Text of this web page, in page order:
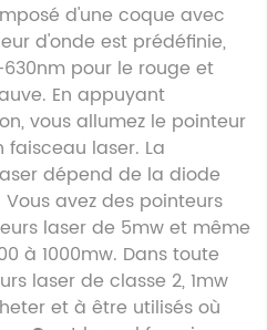
d'une coque avec
d'onde est prédéfinie,
pour le rouge et
En appuyant
vous allumez le pointeur
faisceau laser. La
dépend de la diode
avez des pointeurs
laser de 5mw et même
à 1000mw. Dans toute
laser de classe 2, 1mw
et à être utilisés où